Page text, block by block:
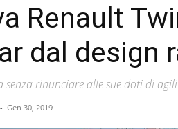
Renault
dal design
senza rinunciare alle sue doti di
- Gen 30, 2019